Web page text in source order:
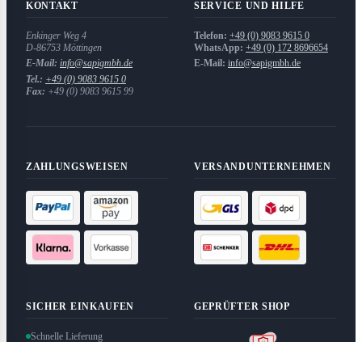
KONTAKT
Enkinger Weg 4
D-86753 Möttingen
E-Mail: info@sapigmbh.de
Tel.: +49 (0) 9083 9615 0
Fax: +49 (0) 9083 9615 99
SERVICE UND HILFE
Telefon: +49 (0) 9083 9615 0
WhatsApp: +49 (0) 172 8696654
E-Mail: info@sapigmbh.de
ZAHLUNGSWEISEN VERSANDUNTERNEHMEN
SICHER EINKAUFEN
Schnelle Lieferung
GEPRÜFTER SHOP